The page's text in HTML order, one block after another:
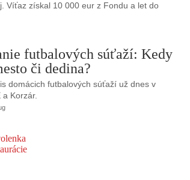
Víťaz získal 10 000 eur z Fondu a let do
futbalových súťaží: Kedy
či dedina?
domácich futbalových súťaží už dnes v
Korzár.